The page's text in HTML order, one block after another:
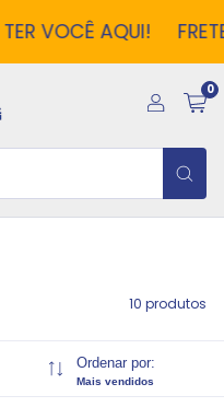
VOCÊ AQUI!
0
10 produtos
Ordenar por:
Mais vendidos